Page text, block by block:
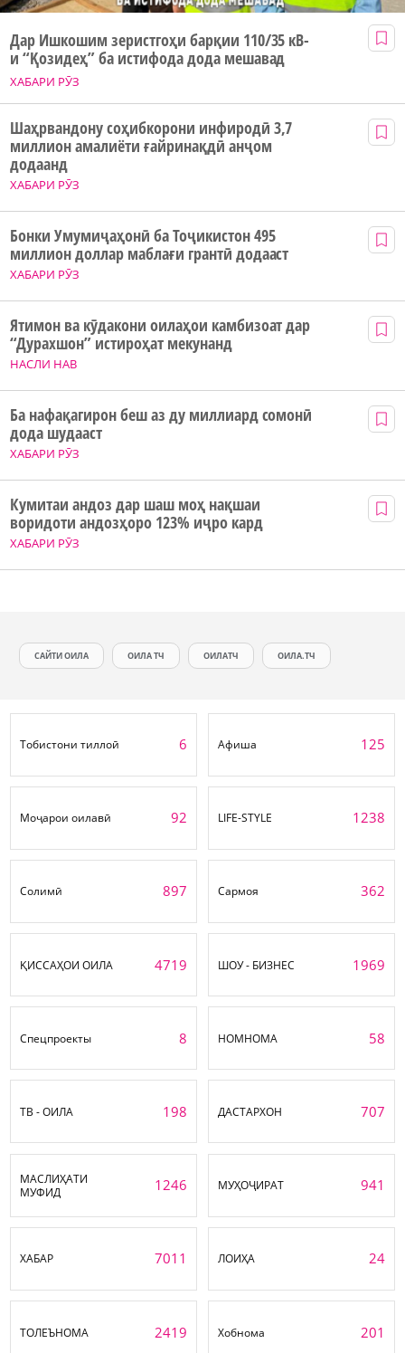
ХАБАРИ РӮЗ
Дар Ишкошим зеристгоҳи барқии 110/35 кВ-
и “Қозидеҳ” ба истифода дода мешавад
ХАБАРИ РӮЗ
Шаҳрвандону соҳибкорони инфиродӣ 3,7
миллион амалиёти ғайринақдӣ анҷом
додаанд
ХАБАРИ РӮЗ
Бонки Умумиҷаҳонӣ ба Тоҷикистон 495
миллион доллар маблағи грантӣ додааст
НАСЛИ НАВ
Ятимон ва кӯдакони оилаҳои камбизоат дар
“Дурахшон” истироҳат мекунанд
ХАБАРИ РӮЗ
Ба нафақагирон беш аз ду миллиард сомонӣ
дода шудааст
ХАБАРИ РӮЗ
Кумитаи андоз дар шаш моҳ нақшаи
воридоти андозҳоро 123% иҷро кард
САЙТИ ОИЛА ОИЛА ТЧ ОИЛАТЧ ОИЛА.ТЧ
Тобистони тиллоӣ 6 Афиша 125
Моҷарои оилавӣ 92 LIFE-STYLE 1238
Солимӣ 897 Сармоя 362
ҚИССАҲОИ ОИЛА 4719 ШОУ - БИЗНЕС 1969
Спецпроекты 8 НОМНОМА 58
ТВ - ОИЛА 198 ДАСТАРХОН 707
МАСЛИҲАТИ
МУФИД
1246 МУҲОҶИРАТ 941
ХАБАР 7011 ЛОИҲА 24
ТОЛЕЪНОМА 2419 Хобнома 201